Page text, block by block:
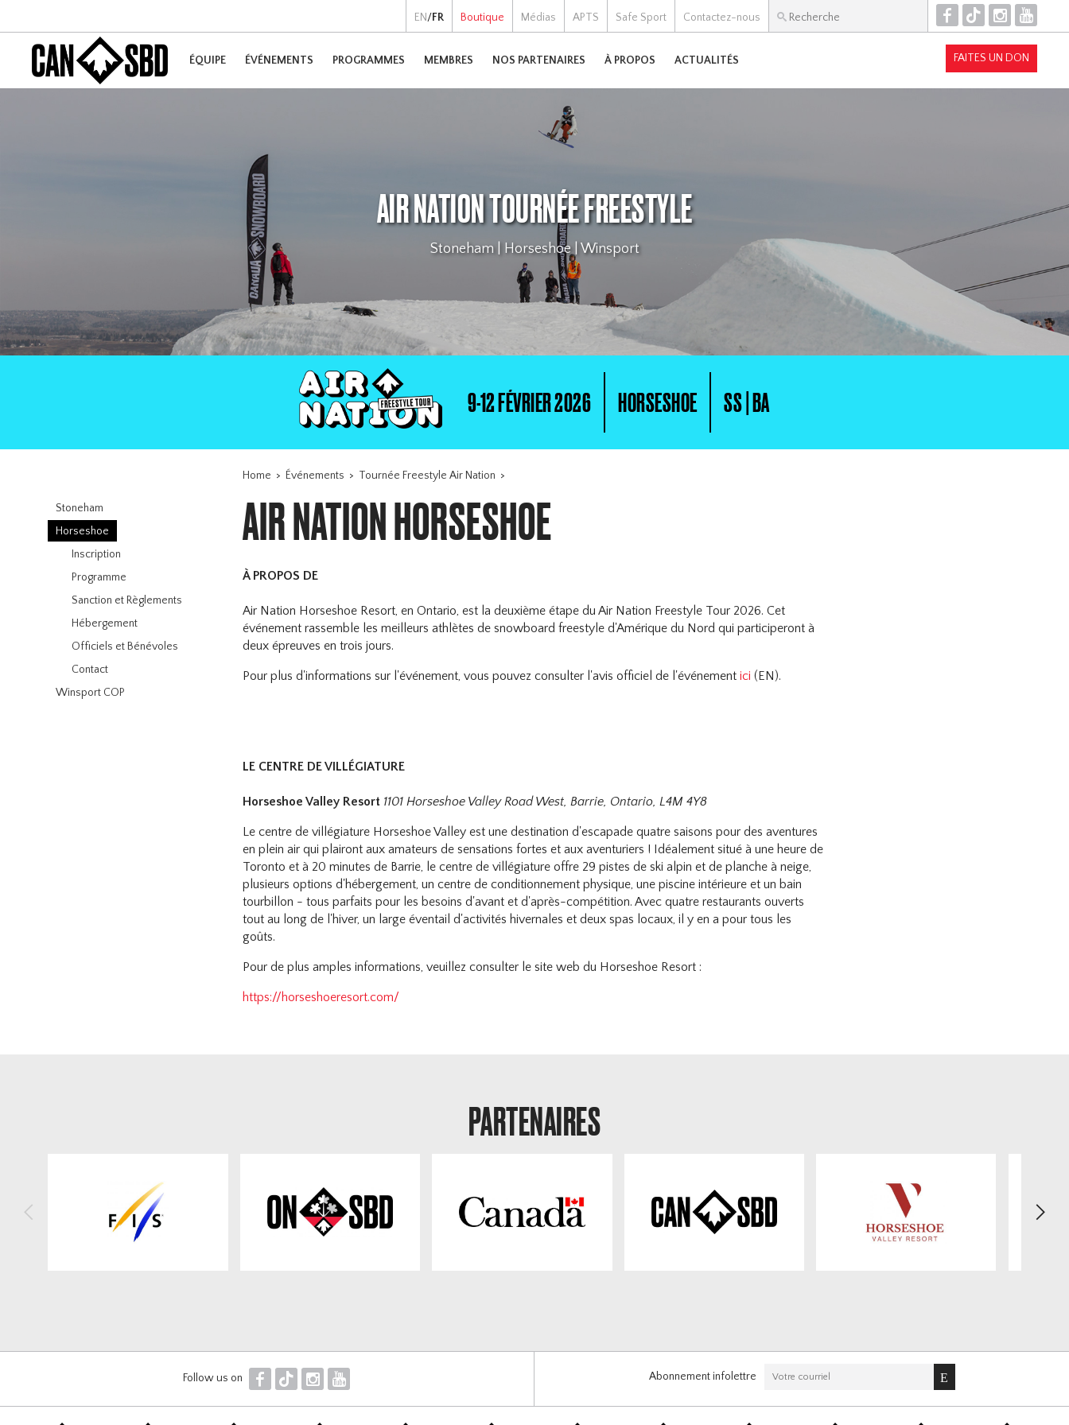
EN/FR Boutique Médias APTS Safe Sport Contactez-nous F T I Y
ÉQUIPE ÉVÉNEMENTS PROGRAMMES MEMBRES NOS PARTENAIRES À PROPOS ACTUALITÉS FAITES UN DON
AIR NATION TOURNÉE FREESTYLE
Stoneham | Horseshoe | Winsport
9-12 FÉVRIER 2026 HORSESHOE SS | BA
Stoneham
Horseshoe
Inscription
Programme
Sanction et Règlements
Hébergement
Officiels et Bénévoles
Contact
Winsport COP
Home > Événements > Tournée Freestyle Air Nation >
AIR NATION HORSESHOE
À PROPOS DE
Air Nation Horseshoe Resort, en Ontario, est la deuxième étape du Air Nation Freestyle Tour 2026. Cet
événement rassemble les meilleurs athlètes de snowboard freestyle d'Amérique du Nord qui participeront à
deux épreuves en trois jours.
Pour plus d'informations sur l'événement, vous pouvez consulter l'avis officiel de l'événement ici (EN).
LE CENTRE DE VILLÉGIATURE
Horseshoe Valley Resort 1101 Horseshoe Valley Road West, Barrie, Ontario, L4M 4Y8
Le centre de villégiature Horseshoe Valley est une destination d'escapade quatre saisons pour des aventures
en plein air qui plairont aux amateurs de sensations fortes et aux aventuriers ! Idéalement situé à une heure de
Toronto et à 20 minutes de Barrie, le centre de villégiature offre 29 pistes de ski alpin et de planche à neige,
plusieurs options d'hébergement, un centre de conditionnement physique, une piscine intérieure et un bain
tourbillon - tous parfaits pour les besoins d'avant et d'après-compétition. Avec quatre restaurants ouverts
tout au long de l'hiver, un large éventail d'activités hivernales et deux spas locaux, il y en a pour tous les
goûts.
Pour de plus amples informations, veuillez consulter le site web du Horseshoe Resort :
https://horseshoeresort.com/
PARTENAIRES
< >
Follow us on F T I Y Abonnement infolettre